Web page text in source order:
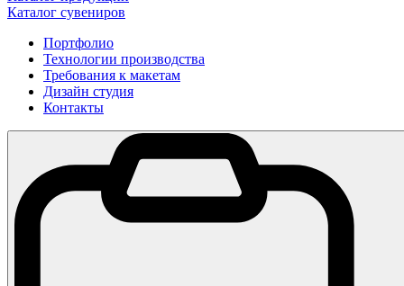
Каталог сувениров
Портфолио
Технологии производства
Требования к макетам
Дизайн студия
Контакты